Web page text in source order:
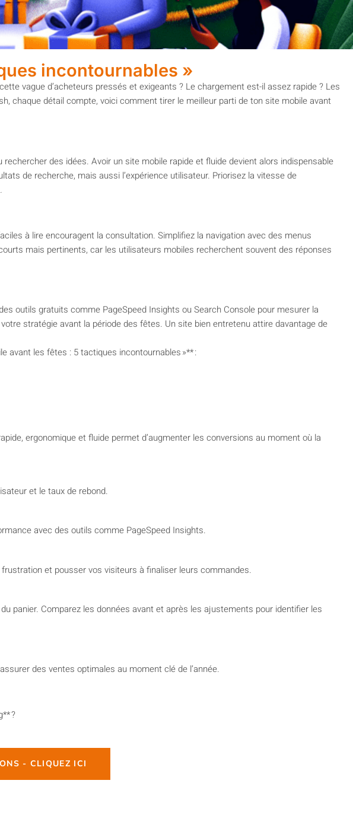
incontournables »
vague d’acheteurs pressés et exigeants ? Le chargement est-il assez rapide ? Les
chaque détail compte, voici comment tirer le meilleur parti de ton site mobile avant
des idées. Avoir un site mobile rapide et fluide devient alors indispensable
de recherche, mais aussi l’expérience utilisateur. Priorisez la vitesse de
à lire encouragent la consultation. Simplifiez la navigation avec des menus
mais pertinents, car les utilisateurs mobiles recherchent souvent des réponses
outils gratuits comme PageSpeed Insights ou Search Console pour mesurer la
stratégie avant la période des fêtes. Un site bien entretenu attire davantage de
avant les fêtes : 5 tactiques incontournables »** :
ergonomique et fluide permet d’augmenter les conversions au moment où la
et le taux de rebond.
avec des outils comme PageSpeed Insights.
et pousser vos visiteurs à finaliser leurs commandes.
panier. Comparez les données avant et après les ajustements pour identifier les
des ventes optimales au moment clé de l’année.
?
- CLIQUEZ ICI